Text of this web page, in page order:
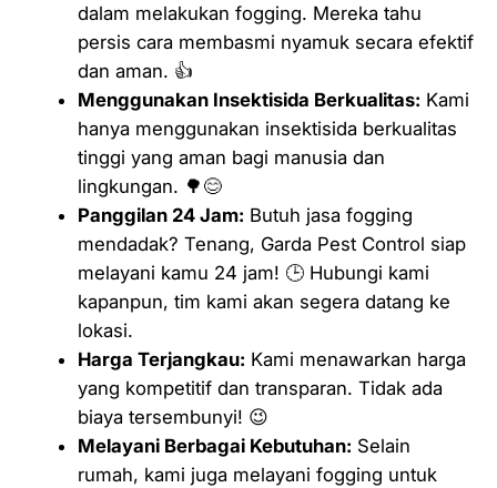
dalam melakukan fogging. Mereka tahu
persis cara membasmi nyamuk secara efektif
dan aman. 👍
Menggunakan Insektisida Berkualitas: Kami
hanya menggunakan insektisida berkualitas
tinggi yang aman bagi manusia dan
lingkungan. 🌳😊
Panggilan 24 Jam: Butuh jasa fogging
mendadak? Tenang, Garda Pest Control siap
melayani kamu 24 jam! 🕒 Hubungi kami
kapanpun, tim kami akan segera datang ke
lokasi.
Harga Terjangkau: Kami menawarkan harga
yang kompetitif dan transparan. Tidak ada
biaya tersembunyi! 😉
Melayani Berbagai Kebutuhan: Selain
rumah, kami juga melayani fogging untuk